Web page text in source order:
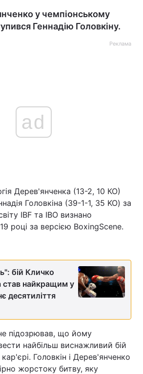
Війна
Політика
Наука
Лайт
Туризм
Погода
у чемпіонському
Геннадію Головкіну.
Реклама
ad
Дерев'янченка (13-2, 10 КО)
Головкіна (39-1-1, 35 KO) за
IBF та IBO визнано
році за версією BoxingScene.
бій Кличко
найкращим у
десятиліття
не підозрював, що йому
найбільш виснажливий бій
Головкін і Дерев'янченко
жорстоку битву, яку